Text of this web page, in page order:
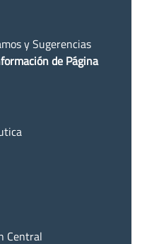
y Sugerencias
de Página
Central